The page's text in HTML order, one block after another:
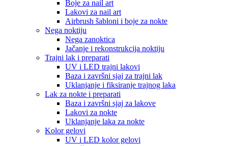
Boje za nail art
Lakovi za nail art
Airbrush šabloni i boje za nokte
Nega noktiju
Nega zanoktica
Jačanje i rekonstrukcija noktiju
Trajni lak i preparati
UV i LED trajni lakovi
Baza i završni sjaj za trajni lak
Uklanjanje i fiksiranje trajnog laka
Lak za nokte i preparati
Baza i završni sjaj za lakove
Lakovi za nokte
Uklanjanje laka za nokte
Kolor gelovi
UV i LED kolor gelovi